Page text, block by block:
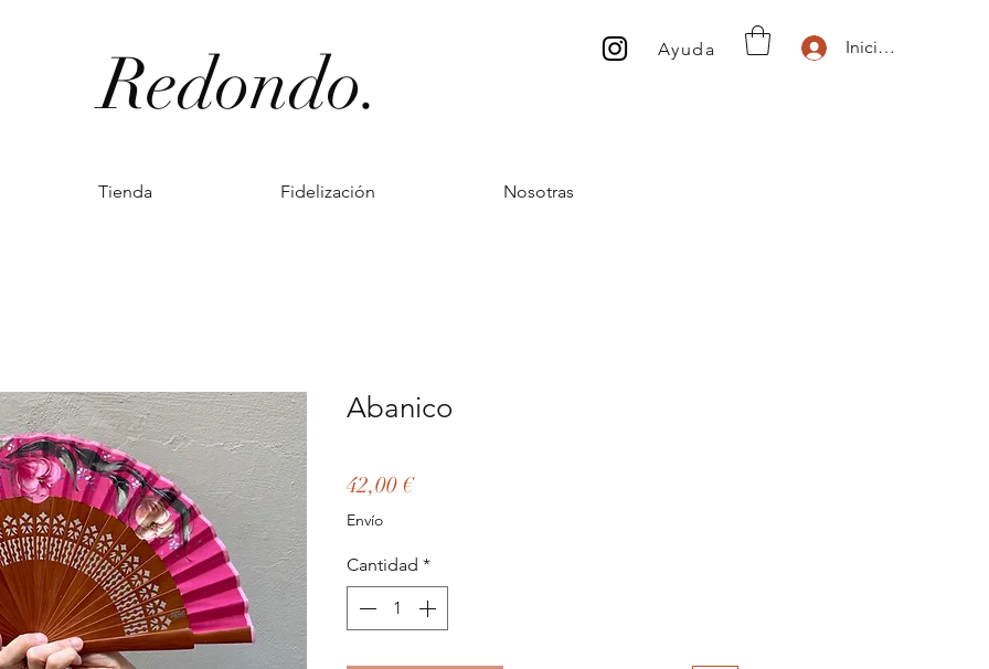
Redondo. Ayuda Inicio de sesión
Tienda Fidelización Nosotras
Abanico
42,00 €Precio
Envío
Cantidad *